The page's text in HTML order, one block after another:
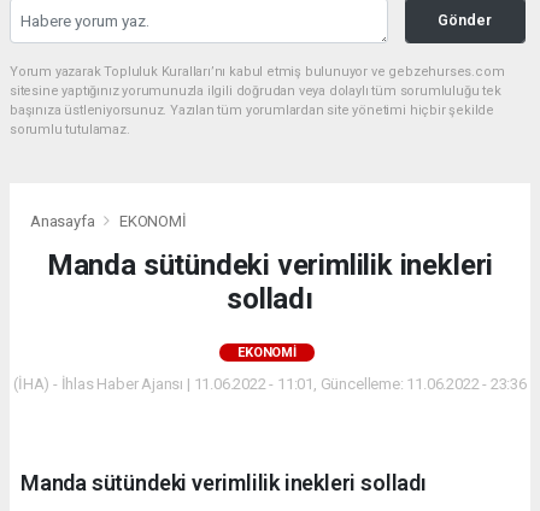
Gönder
Yorum yazarak Topluluk Kuralları’nı kabul etmiş bulunuyor ve gebzehurses.com
sitesine yaptığınız yorumunuzla ilgili doğrudan veya dolaylı tüm sorumluluğu tek
başınıza üstleniyorsunuz. Yazılan tüm yorumlardan site yönetimi hiçbir şekilde
sorumlu tutulamaz.
Anasayfa EKONOMİ
Manda sütündeki verimlilik inekleri
solladı
EKONOMİ
(İHA) - İhlas Haber Ajansı | 11.06.2022 - 11:01, Güncelleme: 11.06.2022 - 23:36
Manda sütündeki verimlilik inekleri solladı